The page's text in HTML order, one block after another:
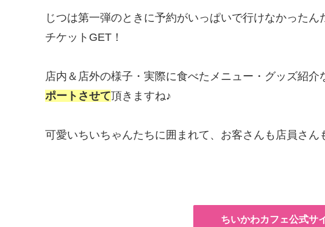
じつは第一弾のときに予約がいっぱいで行けなかった
チケットGET！
店内＆店外の様子・実際に食べたメニュー・グッズ紹介
ポートさせて頂きますね♪
可愛いちいちゃんたちに囲まれて、お客さんも店員さん
ちいかわカフェ公式サ